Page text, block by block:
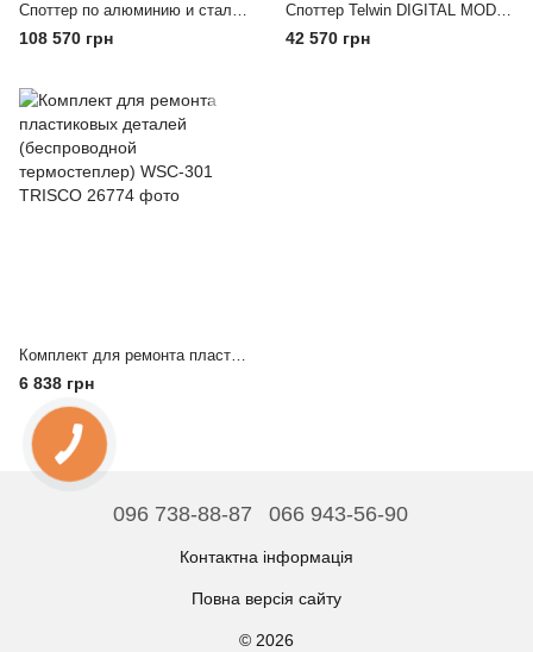
Споттер по алюминию и стали 220V, 2.5A G.I. KRAFT GI12111
108 570 грн
Споттер Telwin DIGITAL MODULAR 230
42 570 грн
Комплект для ремонта пластиковых деталей (беспроводной термостеплер) WSC-301 TRISCO
6 838 грн
096 738-88-87 066 943-56-90
Контактна інформація
Повна версія сайту
© 2026